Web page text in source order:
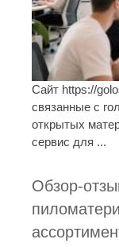
Сайт https://
связанные с
открытых
сервис для ...
Обзор-